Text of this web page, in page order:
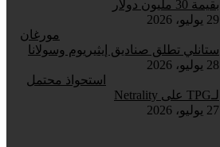
بقيمة 30 مليون دولار
29 يوليو، 2026
مورغان
ستانلي تطلق صناديق إيثيريوم وسولانا
28 يوليو، 2026
استحواذ محتمل
لـTPG على Netrality
27 يوليو، 2026